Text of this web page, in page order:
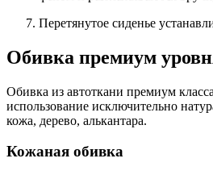
Перетянутое сиденье
Обивка премиум
Обивка из автоткани премиум
использование исключительно
кожа, дерево, алькантара.
Кожаная обивка